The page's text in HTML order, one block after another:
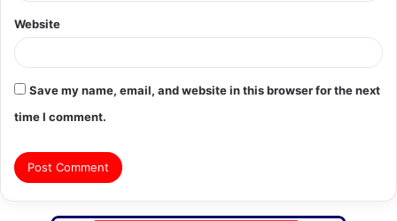
Website
Save my name, email, and website in this browser for the next
time I comment.